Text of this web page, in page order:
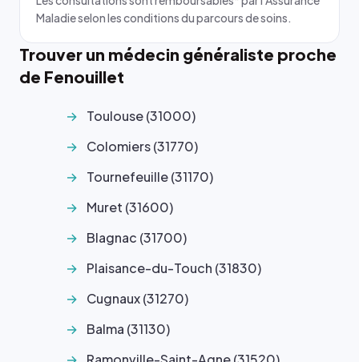
Maladie selon les conditions du parcours de soins.
Trouver un médecin généraliste proche
de Fenouillet
Toulouse (31000)
Colomiers (31770)
Tournefeuille (31170)
Muret (31600)
Blagnac (31700)
Plaisance-du-Touch (31830)
Cugnaux (31270)
Balma (31130)